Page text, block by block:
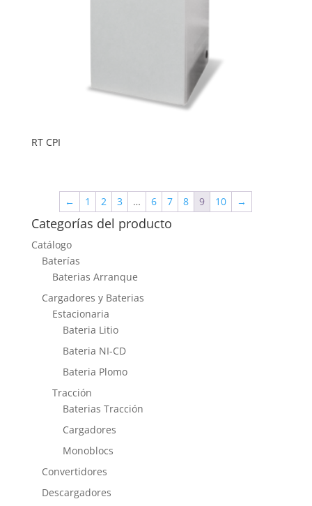
RT CPI
← 1 2 3 … 6 7 8 9 10 →
Categorías del producto
Catálogo
Baterías
Baterias Arranque
Cargadores y Baterias
Estacionaria
Bateria Litio
Bateria NI-CD
Bateria Plomo
Tracción
Baterias Tracción
Cargadores
Monoblocs
Convertidores
Descargadores